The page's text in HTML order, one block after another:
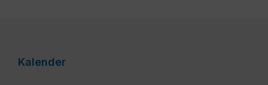
Kalender